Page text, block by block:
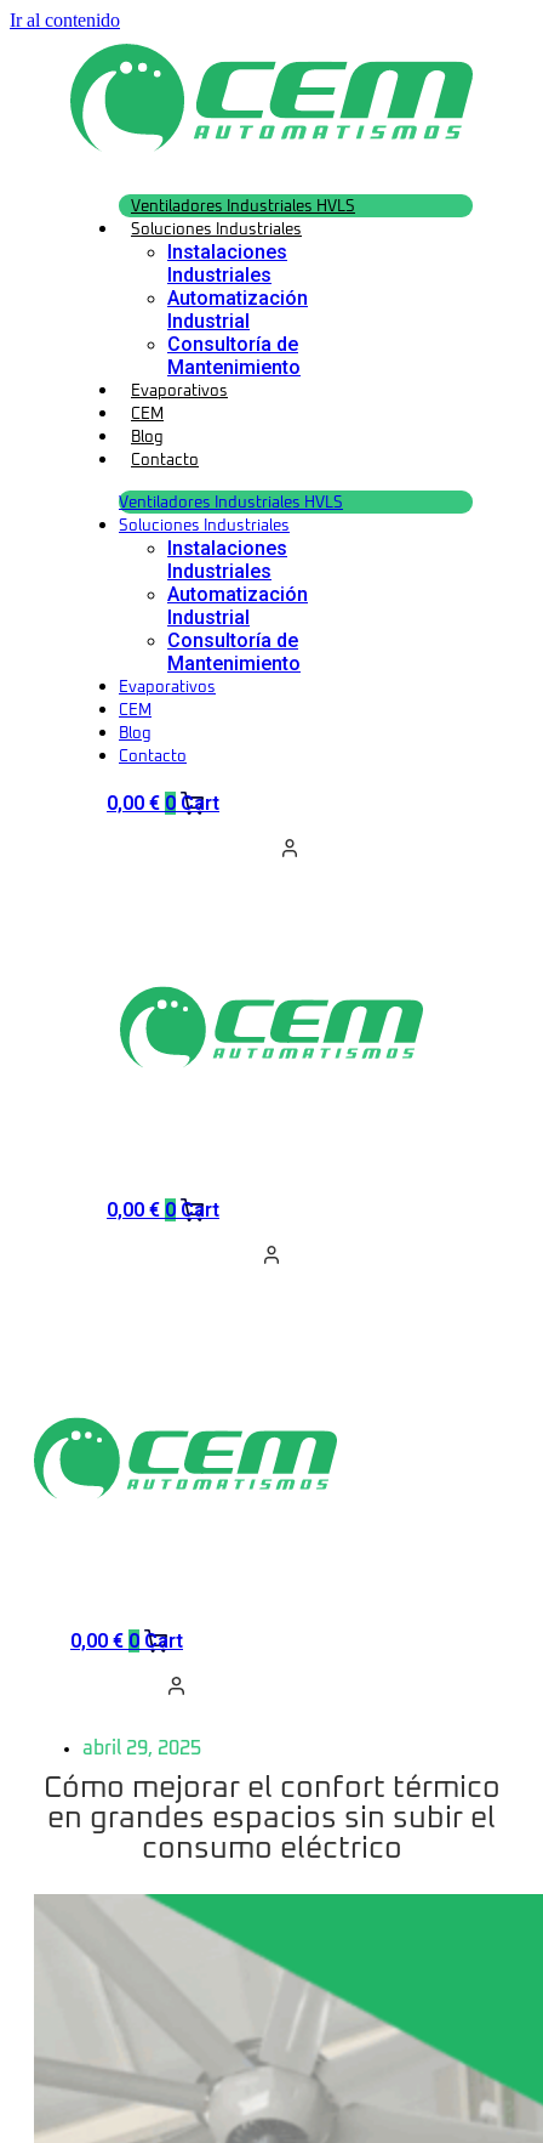
Ir al contenido
Ventiladores Industriales HVLS
Soluciones Industriales
Instalaciones
Industriales
Automatización
Industrial
Consultoría de
Mantenimiento
Evaporativos
CEM
Blog
Contacto
Ventiladores Industriales HVLS
Soluciones Industriales
Instalaciones
Industriales
Automatización
Industrial
Consultoría de
Mantenimiento
Evaporativos
CEM
Blog
Contacto
0,00 € 0 Cart
0,00 € 0 Cart
0,00 € 0 Cart
abril 29, 2025
Cómo mejorar el confort térmico
en grandes espacios sin subir el
consumo eléctrico